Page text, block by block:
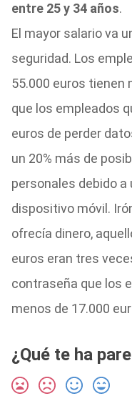
entre 25 y 34 años.
El mayor salario va
seguridad. Los
55.000 euros tienen
que los empleados
euros de perder
un 20% más de
personales debido a
dispositivo móvil.
ofrecía dinero,
euros eran tres
contraseña que los
menos de 17.000
¿Qué te ha